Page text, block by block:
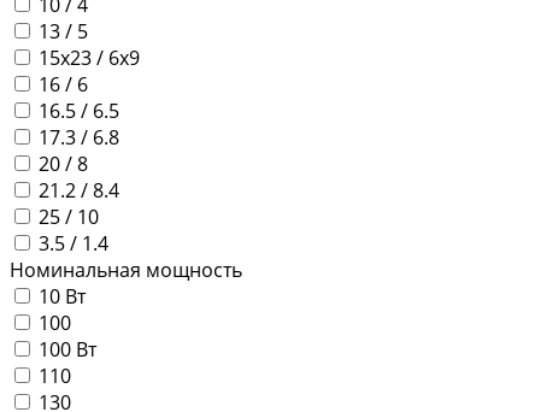
13 / 5
15x23 / 6x9
16 / 6
16.5 / 6.5
17.3 / 6.8
20 / 8
21.2 / 8.4
25 / 10
3.5 / 1.4
Номинальная мощность
10 Вт
100
100 Вт
110
130